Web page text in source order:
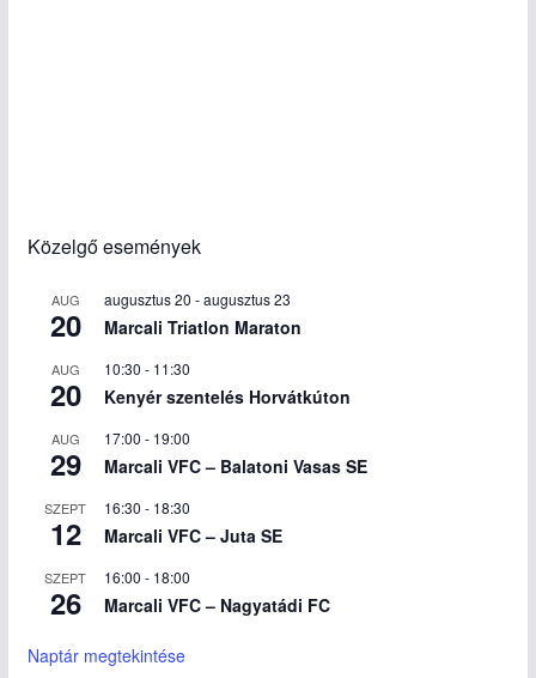
Közelgő események
AUG
20
augusztus 20 -augusztus 23
Marcali Triatlon Maraton
AUG
20
10:30 - 11:30
Kenyér szentelés Horvátkúton
AUG
29
17:00 - 19:00
Marcali VFC – Balatoni Vasas SE
SZEPT
12
16:30 - 18:30
Marcali VFC – Juta SE
SZEPT
26
16:00 - 18:00
Marcali VFC – Nagyatádi FC
Naptár megtekintése